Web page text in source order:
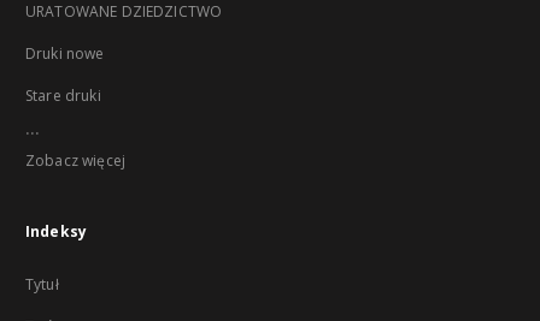
URATOWANE DZIEDZICTWO
Druki nowe
Stare druki
...
Zobacz więcej
Indeksy
Tytuł